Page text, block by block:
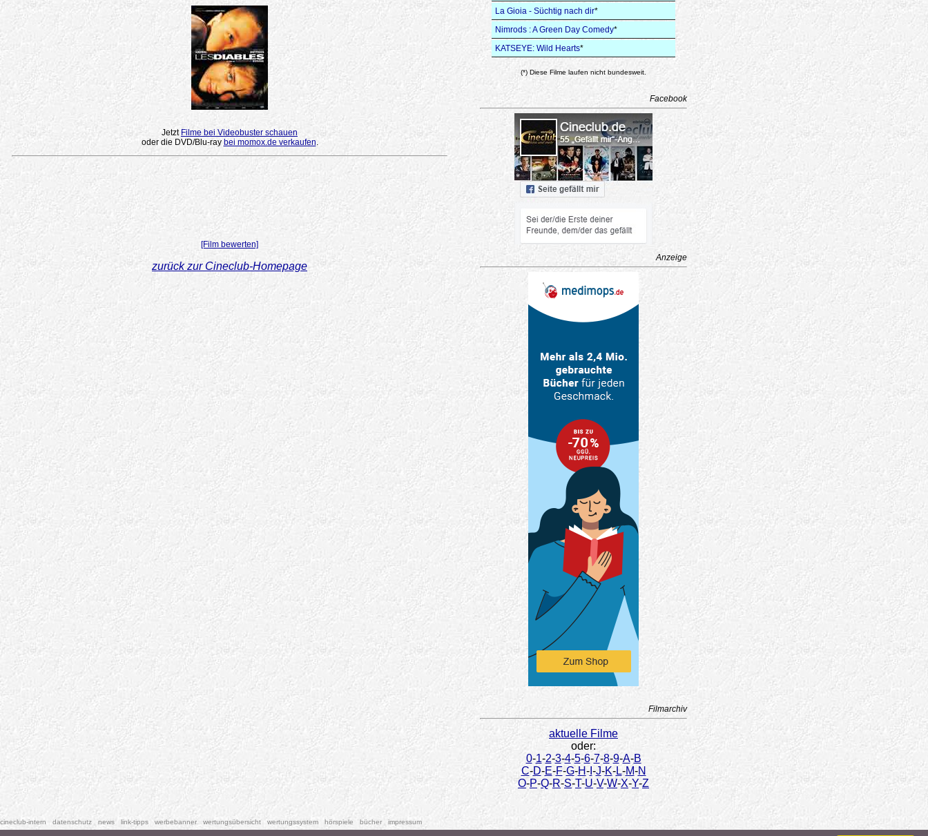
Jetzt Filme bei Videobuster schauen
oder die DVD/Blu-ray bei momox.de verkaufen.
[Film bewerten]
zurück zur Cineclub-Homepage
La Gioia - Süchtig nach dir*
Nimrods : A Green Day Comedy*
KATSEYE: Wild Hearts*
(*) Diese Filme laufen nicht bundesweit.
Facebook
Anzeige
Filmarchiv
aktuelle Filme
oder:
0-1-2-3-4-5-6-7-8-9-A-B
C-D-E-F-G-H-I -J-K-L-M-N
O-P-Q-R-S-T-U-V-W-X-Y-Z
cineclub-intern datenschutz news link-tipps werbebanner wertungsübersicht wertungssystem hörspiele bücher impressum